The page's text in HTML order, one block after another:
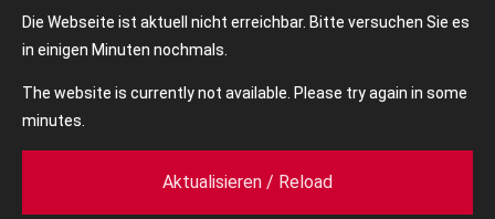
Die Webseite ist aktuell nicht erreichbar. Bitte versuchen Sie es
in einigen Minuten nochmals.
The website is currently not available. Please try again in some
minutes.
Aktualisieren / Reload